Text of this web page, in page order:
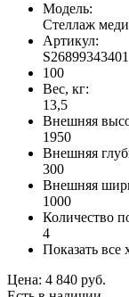
Модель:
Стеллаж
Артикул:
S26899343401
100
Вес, кг:
13,5
Внешняя
1950
Внешняя
300
Внешняя
1000
Количество
4
Показать все
Цена: 4 840 руб.